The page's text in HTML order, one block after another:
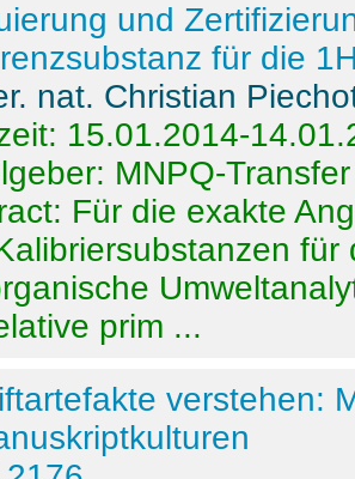
und
für die
nat. Christian
15.01.2014-
MNPQ-Transfer
Für die exakte
prim ...
verstehen: